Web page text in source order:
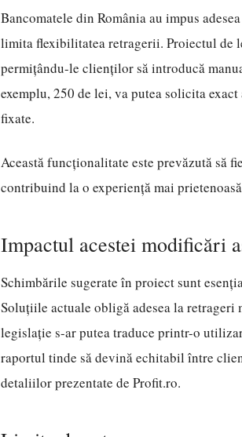
Bancomatele din România au impus
limita flexibilitatea retragerii. Proiectul de
permițându-le clienților să introducă
exemplu, 250 de lei, va putea solicita
fixate.
Această funcționalitate este prevăzută să
contribuind la o experiență mai
Impactul acestei modificări
Schimbările sugerate în proiect sunt
Soluțiile actuale obligă adesea la
legislație s-ar putea traduce printr-o
raportul tinde să devină echitabil între
detaliilor prezentate de Profit.ro.